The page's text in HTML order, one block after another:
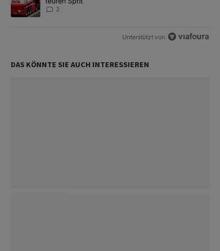
2
Unterstützt von
DAS KÖNNTE SIE AUCH INTERESSIEREN